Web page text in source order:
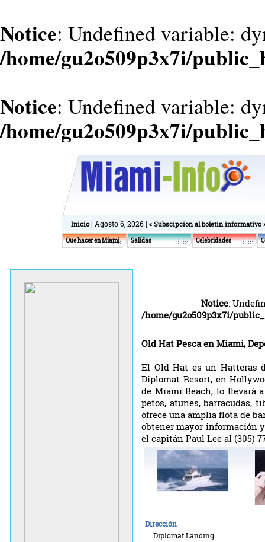
Notice: Undefined variable:
/home/gu2o509p3x7i/
Notice: Undefined variable:
/home/gu2o509p3x7i/
Inicio | Agosto 6, 2026 | « Subscipcion al boletin informativo
Que hacer en Miami Salidas Celebridades
Notice:
/home/gu2o509p3x7i/
Old Hat Pesca en Miami,
El Old Hat es un Hatteras
Diplomat Resort, en
de Miami Beach, lo llevará
petos, atunes, barracudas,
ofrece una amplia flota de
obtener mayor información
el capitán Paul Lee al (305)
Dirección
Diplomat Landing